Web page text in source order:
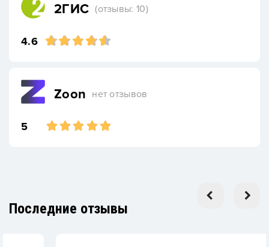
2ГИС (отзывы: 10)
4.6
Zoon нет отзывов
5
Последние отзывы